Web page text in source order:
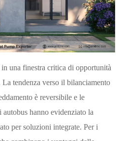
una finestra critica di opportunità
tendenza verso il bilanciamento
è reversibile e le
hanno evidenziato la
per soluzioni integrate. Per i